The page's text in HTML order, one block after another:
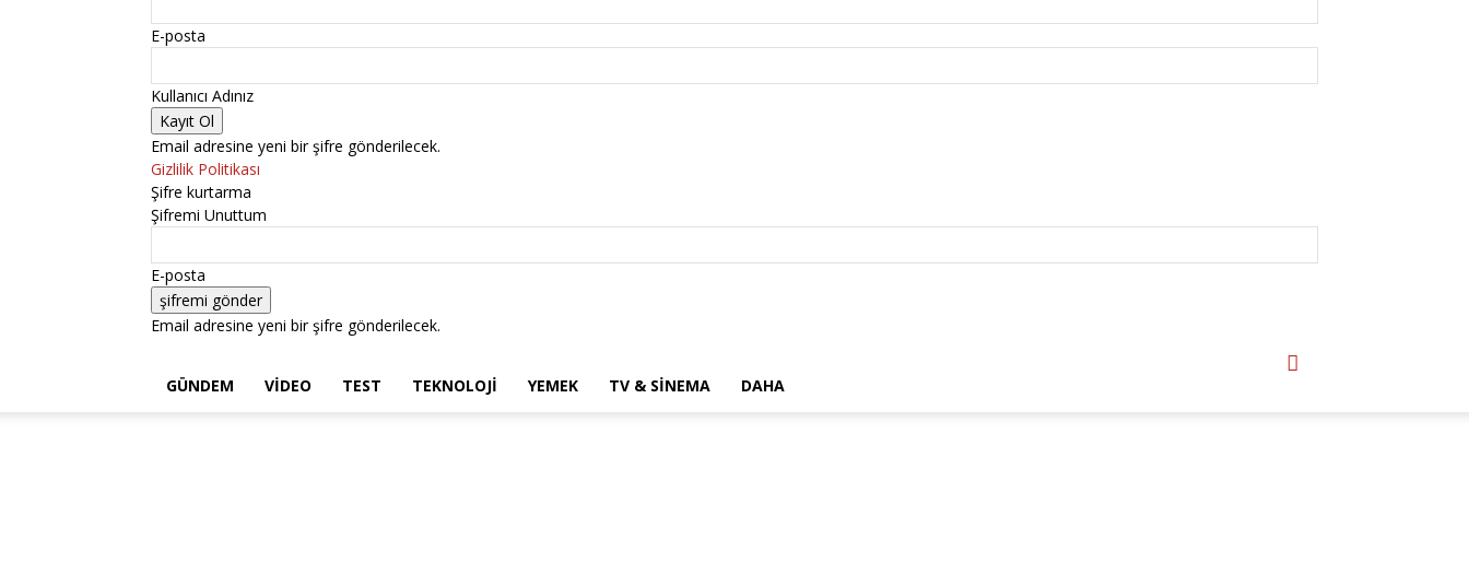
E-posta
Kullanıcı Adınız
Email adresine yeni bir şifre gönderilecek.
Gizlilik Politikası
Şifre kurtarma
Şifremi Unuttum
E-posta
Email adresine yeni bir şifre gönderilecek.
GÜNDEM VIDEO TEST TEKNOLOJI YEMEK TV & SINEMA DAHA